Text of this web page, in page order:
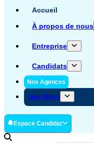
Accueil
À propos de nous
Entreprise
Candidats
Nos Agences
Nos Offres
Espace Candidat